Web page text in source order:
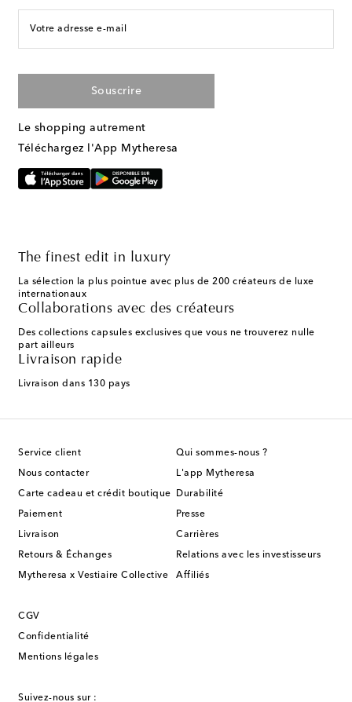
Votre adresse e-mail
Souscrire
Le shopping autrement
Téléchargez l'App Mytheresa
The finest edit in luxury
La sélection la plus pointue avec plus de 200 créateurs de luxe
internationaux
Collaborations avec des créateurs
Des collections capsules exclusives que vous ne trouverez nulle
part ailleurs
Livraison rapide
Livraison dans 130 pays
Service client
Nous contacter
Carte cadeau et crédit boutique
Paiement
Livraison
Retours & Échanges
Mytheresa x Vestiaire Collective
Qui sommes-nous ?
L'app Mytheresa
Durabilité
Presse
Carrières
Relations avec les investisseurs
Affiliés
CGV
Confidentialité
Mentions légales
Suivez-nous sur :